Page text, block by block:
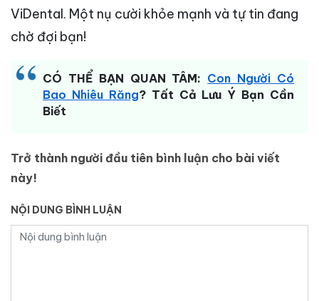
ViDental. Một nụ cười khỏe mạnh và tự tin đang
chờ đợi bạn!
CÓ THỂ BẠN QUAN TÂM: Con Người Có
Bao Nhiêu Răng? Tất Cả Lưu Ý Bạn Cần
Biết
Trở thành người đầu tiên bình luận cho bài viết
này!
NỘI DUNG BÌNH LUẬN